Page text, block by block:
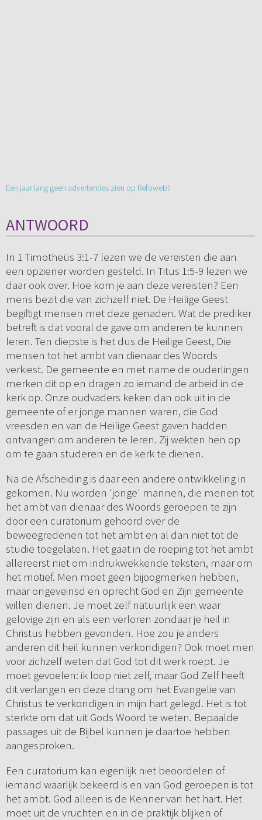
Een jaar lang geen advertenties zien op Refoweb?
ANTWOORD
In 1 Timotheüs 3:1-7 lezen we de vereisten die aan
een opziener worden gesteld. In Titus 1:5-9 lezen we
daar ook over. Hoe kom je aan deze vereisten? Een
mens bezit die van zichzelf niet. De Heilige Geest
begiftigt mensen met deze genaden. Wat de prediker
betreft is dat vooral de gave om anderen te kunnen
leren. Ten diepste is het dus de Heilige Geest, Die
mensen tot het ambt van dienaar des Woords
verkiest. De gemeente en met name de ouderlingen
merken dit op en dragen zo iemand de arbeid in de
kerk op. Onze oudvaders keken dan ook uit in de
gemeente of er jonge mannen waren, die God
vreesden en van de Heilige Geest gaven hadden
ontvangen om anderen te leren. Zij wekten hen op
om te gaan studeren en de kerk te dienen.
Na de Afscheiding is daar een andere ontwikkeling in
gekomen. Nu worden 'jonge' mannen, die menen tot
het ambt van dienaar des Woords geroepen te zijn
door een curatorium gehoord over de
beweegredenen tot het ambt en al dan niet tot de
studie toegelaten. Het gaat in de roeping tot het ambt
allereerst niet om indrukwekkende teksten, maar om
het motief. Men moet geen bijoogmerken hebben,
maar ongeveinsd en oprecht God en Zijn gemeente
willen dienen. Je moet zelf natuurlijk een waar
gelovige zijn en als een verloren zondaar je heil in
Christus hebben gevonden. Hoe zou je anders
anderen dit heil kunnen verkondigen? Ook moet men
voor zichzelf weten dat God tot dit werk roept. Je
moet gevoelen: ik loop niet zelf, maar God Zelf heeft
dit verlangen en deze drang om het Evangelie van
Christus te verkondigen in mijn hart gelegd. Het is tot
sterkte om dat uit Gods Woord te weten. Bepaalde
passages uit de Bijbel kunnen je daartoe hebben
aangesproken.
Een curatorium kan eigenlijk niet beoordelen of
iemand waarlijk bekeerd is en van God geroepen is tot
het ambt. God alleen is de Kenner van het hart. Het
moet uit de vruchten en in de praktijk blijken of